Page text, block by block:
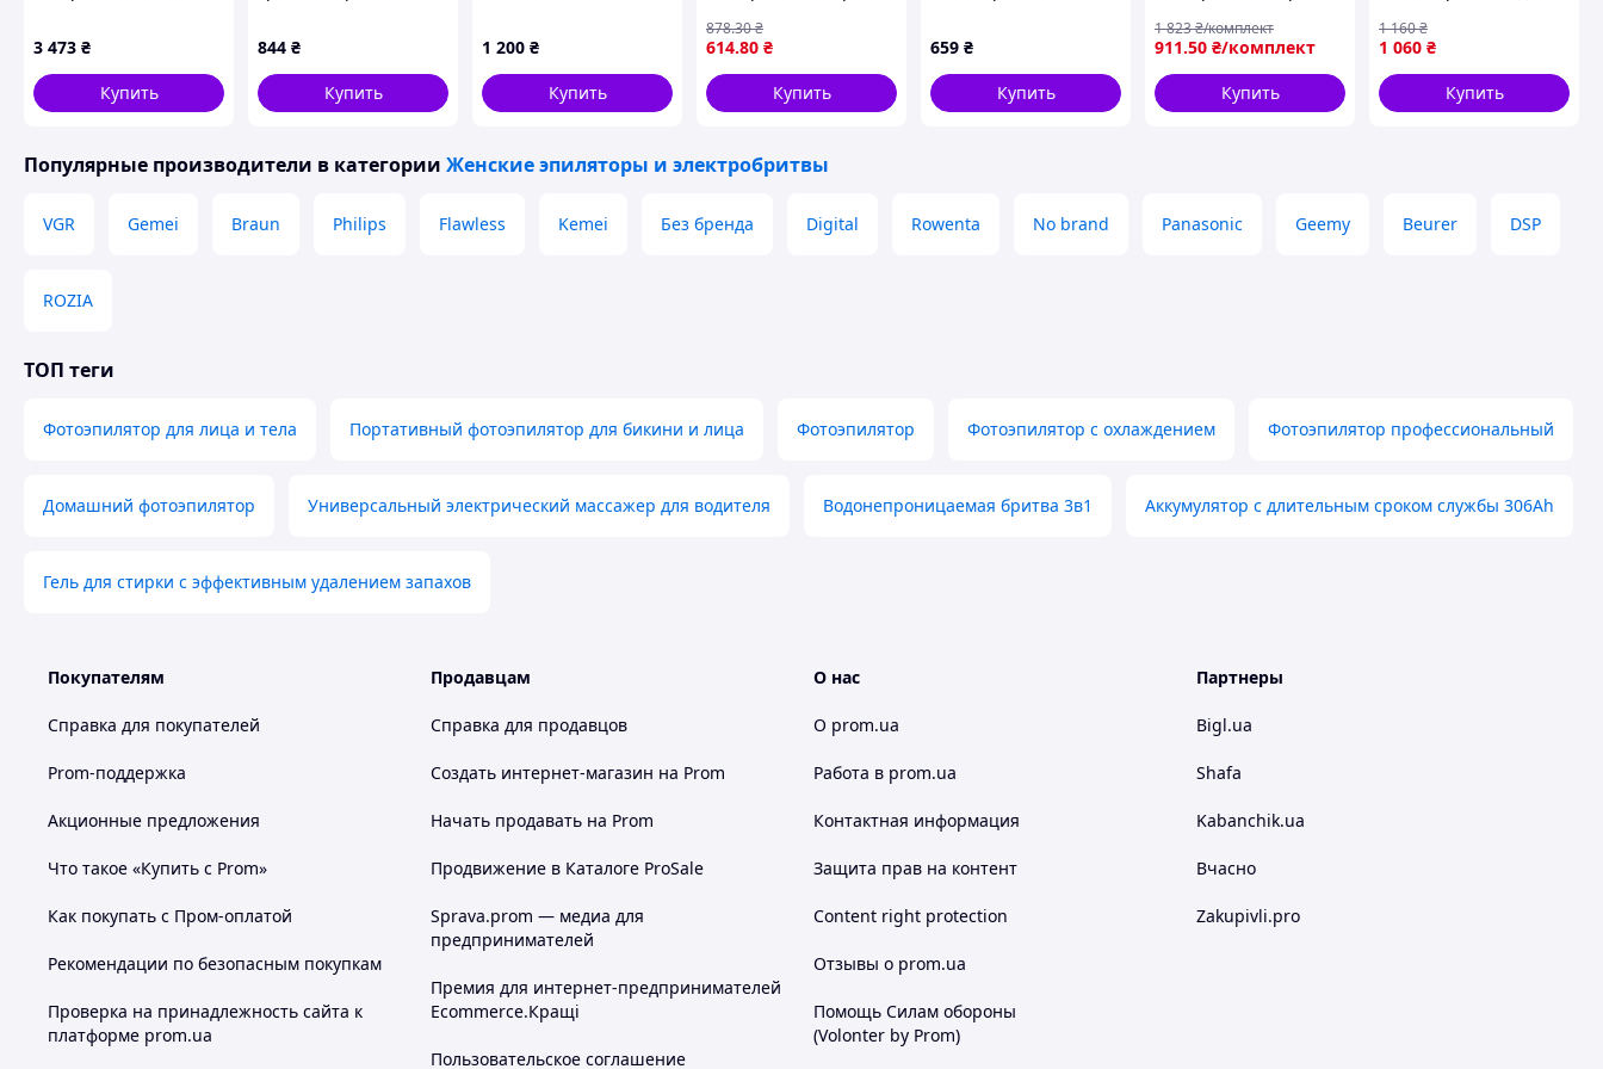
• удобство и экономия – домашняя эпиляция без затрат на салоны
Закажите фотоэпилятор Sis уже сегодня и наслаждайтесь идеально гладкой кожей. Подарите себе комфорт и
уверенность каждый день.
зеленый для тела /
Фотоэпилятор для ног
/ Эпилятор для бикини
3 473 ₴
Купить
BK3B111289
844 ₴
Купить
USB-C Satin Rose Gold,
Amazon, Германия
1 200 ₴
Купить
эпилятор 3в1 триммер
для тела лица
аккумуляторная
614.80 ₴
878.30₴
Купить
бікіні з підсвічуванн
659 ₴
Купить
Эпилятор простой ,
Депилятор для
подмышек , EWD
911.50 ₴/комплект
1 823₴/комплект
Купить
Зеленый /
Электроэпилятор /
Электробритва
женская / Депилятор
1 060 ₴
1 160₴
Купить
Популярные производители в категории Женские эпиляторы и электробритвы
VGR Gemei Braun Philips Flawless Kemei Без бренда Digital Rowenta No brand Panasonic Geemy Beurer DSP
ROZIA
ТОП теги
Фотоэпилятор для лица и тела Портативный фотоэпилятор для бикини и лица Фотоэпилятор Фотоэпилятор с охлаждением Фотоэпилятор профессиональный
Домашний фотоэпилятор Универсальный электрический массажер для водителя Водонепроницаемая бритва 3в1 Аккумулятор с длительным сроком службы 306Ah
Гель для стирки с эффективным удалением запахов
Покупателям
Справка для покупателей
Prom-поддержка
Акционные предложения
Что такое «Купить с Prom»
Как покупать с Пром-оплатой
Рекомендации по безопасным покупкам
Проверка на принадлежность сайта к
платформе prom.ua
Продавцам
Справка для продавцов
Создать интернет-магазин на Prom
Начать продавать на Prom
Продвижение в Каталоге ProSale
Sprava.prom — медиа для
предпринимателей
Премия для интернет-предпринимателей
Ecommerce.Кращі
Пользовательское соглашение
О нас
О prom.ua
Работа в prom.ua
Контактная информация
Защита прав на контент
Content right protection
Отзывы о prom.ua
Помощь Силам обороны
(Volonter by Prom)
Партнеры
Bigl.ua
Shafa
Kabanchik.ua
Вчасно
Zakupivli.pro